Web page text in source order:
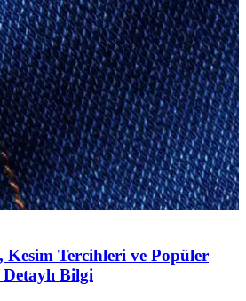
Kesim Tercihleri ve Popüler
Bilgi